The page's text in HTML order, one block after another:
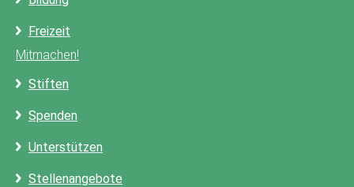
Freizeit
Mitmachen!
Stiften
Spenden
Unterstützen
Stellenangebote